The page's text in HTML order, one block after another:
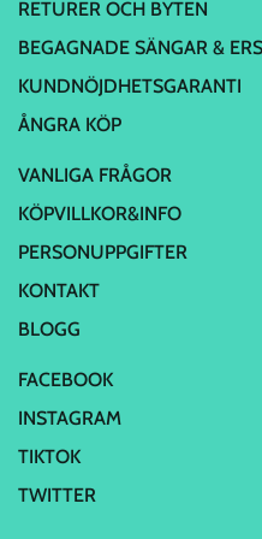
RETURER OCH BYTEN
BEGAGNADE SÄNGAR &
KUNDNÖJDHETSGARANTI
ÅNGRA KÖP
VANLIGA FRÅGOR
KÖPVILLKOR&INFO
PERSONUPPGIFTER
KONTAKT
BLOGG
FACEBOOK
INSTAGRAM
TIKTOK
TWITTER